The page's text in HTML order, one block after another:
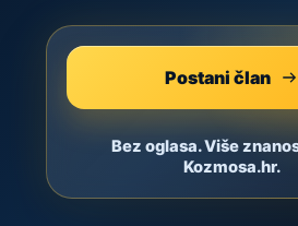
Postani član
Bez oglasa. Više
Kozmosa.hr.